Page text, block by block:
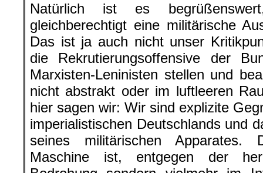
Natürlich ist es
gleichberechtigt eine militärische
Das ist ja auch nicht unser
die Rekrutierungsoffensive der
Marxisten-Leninisten stellen und
nicht abstrakt oder im luftleeren
hier sagen wir: Wir sind explizite
imperialistischen Deutschlands und
seines militärischen Apparates.
Maschine ist, entgegen der